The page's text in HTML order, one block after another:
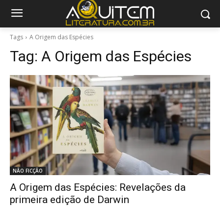
Tags A Origem das Espécies
Tag: A Origem das Espécies
NÃO FICÇÃO
A Origem das Espécies: Revelações da
primeira edição de Darwin